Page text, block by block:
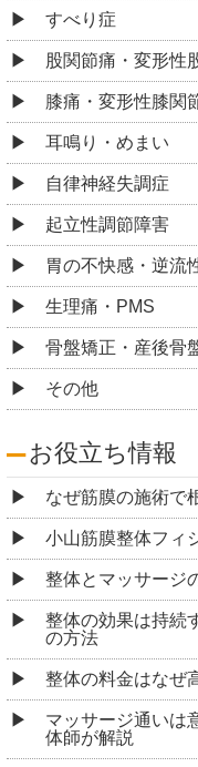
すべり症
股関節痛・変形性
膝痛・変形性膝関
耳鳴り・めまい
自律神経失調症
起立性調節障害
胃の不快感・逆流
生理痛・PMS
骨盤矯正・産後骨
その他
お役立ち情報
なぜ筋膜の施術で
小山筋膜整体フィ
整体とマッサージ
整体の効果は持続
の方法
整体の料金はなぜ
マッサージ通いは
体師が解説